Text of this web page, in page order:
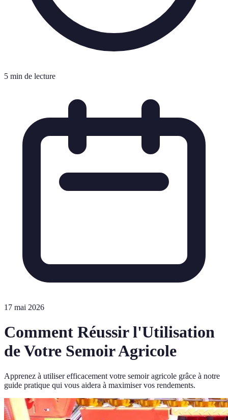
5 min de lecture
17 mai 2026
Comment Réussir l'Utilisation
de Votre Semoir Agricole
Apprenez à utiliser efficacement votre semoir agricole grâce à notre
guide pratique qui vous aidera à maximiser vos rendements.